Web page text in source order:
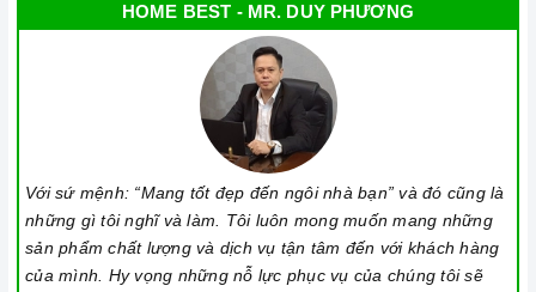
HOME BEST - MR. DUY PHƯƠNG
Với sứ mệnh: “Mang tốt đẹp đến ngôi nhà bạn” và đó cũng là
những gì tôi nghĩ và làm. Tôi luôn mong muốn mang những
sản phẩm chất lượng và dịch vụ tận tâm đến với khách hàng
của mình. Hy vọng những nỗ lực phục vụ của chúng tôi sẽ